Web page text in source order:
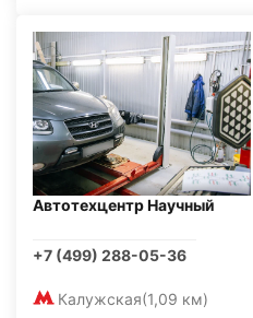
Автотехцентр Научный
+7 (499) 288-05-36
Калужская(1,09 км)